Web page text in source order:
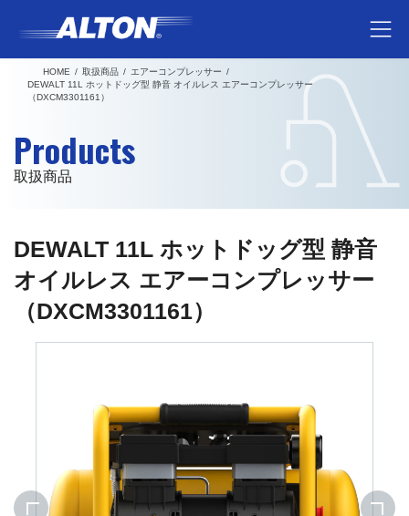
テ
ゲ
HOME 取扱商品
エアーコンプレッサー
DEWALT 11L ホットドッグ型 静音 オイルレス エアーコンプレッサー
（DXCM3301161）
Products
取扱商品
DEWALT 11L ホットドッグ型 静音
オイルレス エアーコンプレッサー
（DXCM3301161）